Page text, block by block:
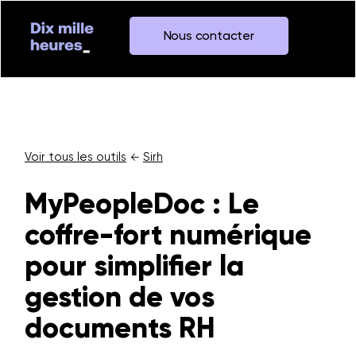
Nous contacter
Voir tous les outils ← Sirh
MyPeopleDoc : Le
coffre-fort numérique
pour simplifier la
gestion de vos
documents RH